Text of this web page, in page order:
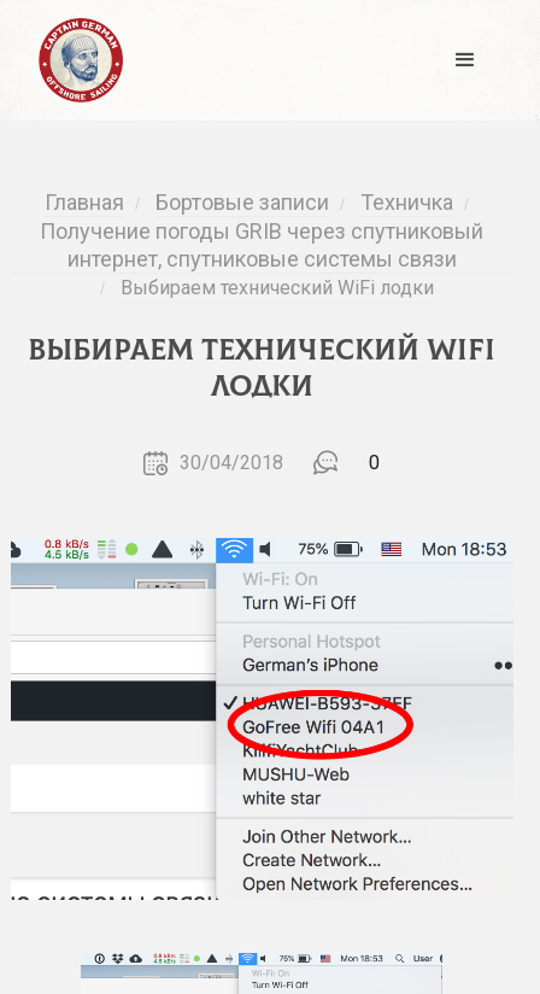
Главная / Бортовые записи / Техничка /
Получение погоды GRIB через спутниковый
интернет, спутниковые системы связи
/ Выбираем технический WiFi лодки
Выбираем технический WiFi
лодки
30/04/2018 0